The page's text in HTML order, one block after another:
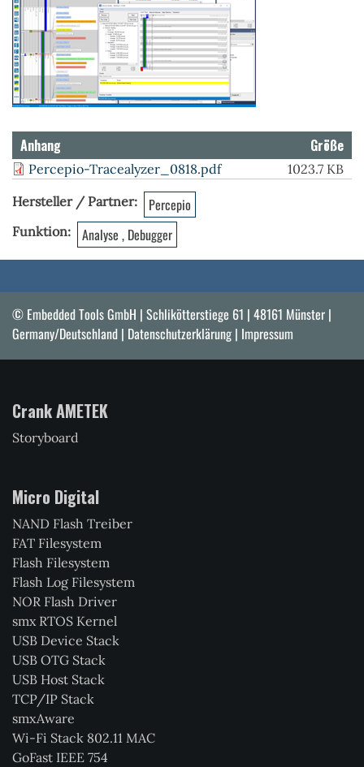
Anhang Größe
Percepio-Tracealyzer_0818.pdf
1023.7 KB
Hersteller / Partner
Percepio
Funktion Analyse , Debugger
© Embedded Tools GmbH | Schlikötterstiege 61 | 48161 Münster |
Germany/Deutschland | Datenschutzerklärung | Impressum
Crank AMETEK
Storyboard
Micro Digital
NAND Flash Treiber
FAT Filesystem
Flash Filesystem
Flash Log Filesystem
NOR Flash Driver
smx RTOS Kernel
USB Device Stack
USB OTG Stack
USB Host Stack
TCP/IP Stack
smxAware
Wi-Fi Stack 802.11 MAC
GoFast IEEE 754